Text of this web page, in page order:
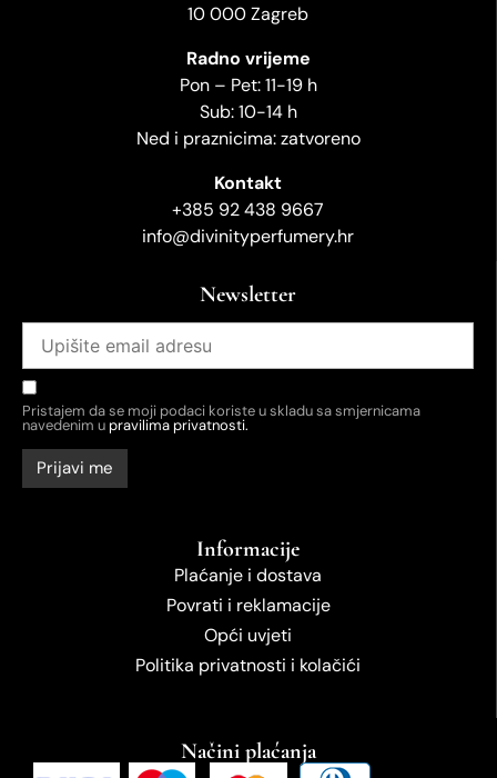
10 000 Zagreb
Radno vrijeme
Pon – Pet: 11-19 h
Sub: 10-14 h
Ned i praznicima: zatvoreno
Kontakt
+385 92 438 9667
info@divinityperfumery.hr
Newsletter
Pristajem da se moji podaci koriste u skladu sa smjernicama
navedenim upravilima privatnosti.
Informacije
Plaćanje i dostava
Povrati i reklamacije
Opći uvjeti
Politika privatnosti i kolačići
Načini plaćanja